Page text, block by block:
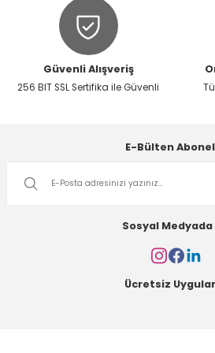
Güvenli Alışveriş
256 BIT SSL Sertifika ile Güvenli
E-Bülten
Sosyal Medyada
Ücretsiz